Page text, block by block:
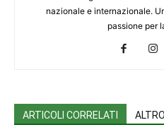
nazionale e internazionale.
passione per
ARTICOLI CORRELATI